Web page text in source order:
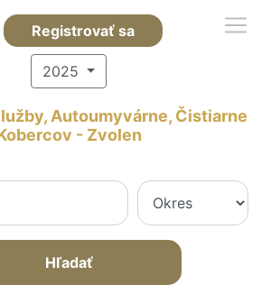
Registrovať sa
2025
Autoumyvárne, Čistiarne
- Zvolen
Hľadať